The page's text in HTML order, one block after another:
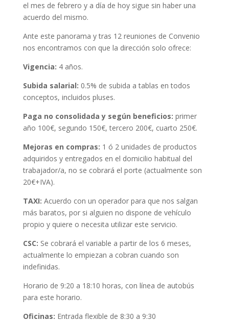
el mes de febrero y a día de hoy sigue sin haber una
acuerdo del mismo.
Ante este panorama y tras 12 reuniones de Convenio
nos encontramos con que la dirección solo ofrece:
Vigencia: 4 años.
Subida salarial: 0.5% de subida a tablas en todos
conceptos, incluidos pluses.
Paga no consolidada y según beneficios: primer
año 100€, segundo 150€, tercero 200€, cuarto 250€.
Mejoras en compras: 1 ó 2 unidades de productos
adquiridos y entregados en el domicilio habitual del
trabajador/a, no se cobrará el porte (actualmente son
20€+IVA).
TAXI: Acuerdo con un operador para que nos salgan
más baratos, por si alguien no dispone de vehículo
propio y quiere o necesita utilizar este servicio.
CSC: Se cobrará el variable a partir de los 6 meses,
actualmente lo empiezan a cobran cuando son
indefinidas.
Horario de 9:20 a 18:10 horas, con línea de autobús
para este horario.
Oficinas: Entrada flexible de 8:30 a 9:30